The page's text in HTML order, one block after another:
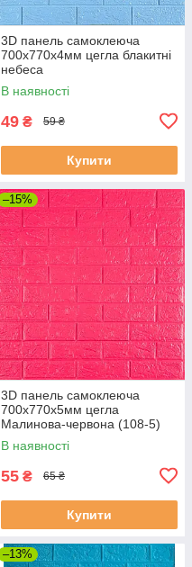
3D панель самоклеюча
700х770х4мм цегла блакитні
небеса
В наявності
49 ₴ 59 ₴
Купити
–15%
3D панель самоклеюча
700х770х5мм цегла
Малинова-червона (108-5)
SW-00001364
В наявності
55 ₴ 65 ₴
Купити
–13%